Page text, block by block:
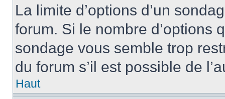
La limite d’options d’un
forum. Si le nombre d’options
sondage vous semble trop
du forum s’il est possible de
Haut